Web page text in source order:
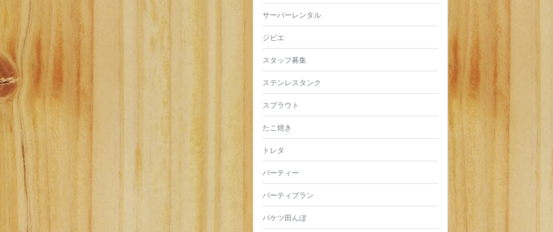
サーバーレンタル
ジビエ
スタッフ募集
ステンレスタンク
スプラウト
たこ焼き
トレタ
パーティー
パーティプラン
バケツ田んぼ